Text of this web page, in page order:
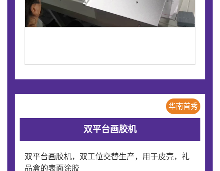
华南首秀
双平台画胶机
双平台画胶机，双工位交替生产，用于皮壳，礼
品盒的表面涂胶